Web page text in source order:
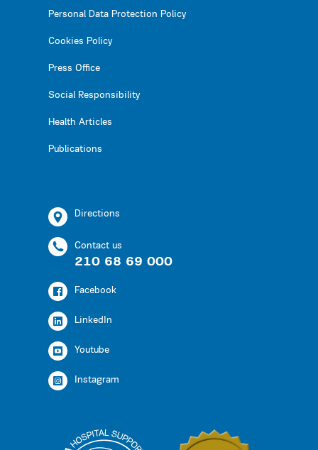
Personal Data Protection Policy
Cookies Policy
Press Office
Social Responsibility
Health Articles
Publications
Directions
Contact us
210 68 69 000
Facebook
LinkedIn
Youtube
Instagram